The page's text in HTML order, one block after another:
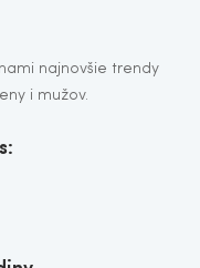
najnovšie trendy
i mužov.